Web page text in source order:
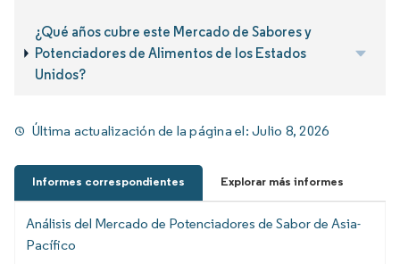
¿Qué años cubre este Mercado de Sabores y
Potenciadores de Alimentos de los Estados
Unidos?
Última actualización de la página el:Julio 8, 2026
Informes correspondientes Explorar más informes
Análisis del Mercado de Potenciadores de Sabor de Asia-
Pacífico